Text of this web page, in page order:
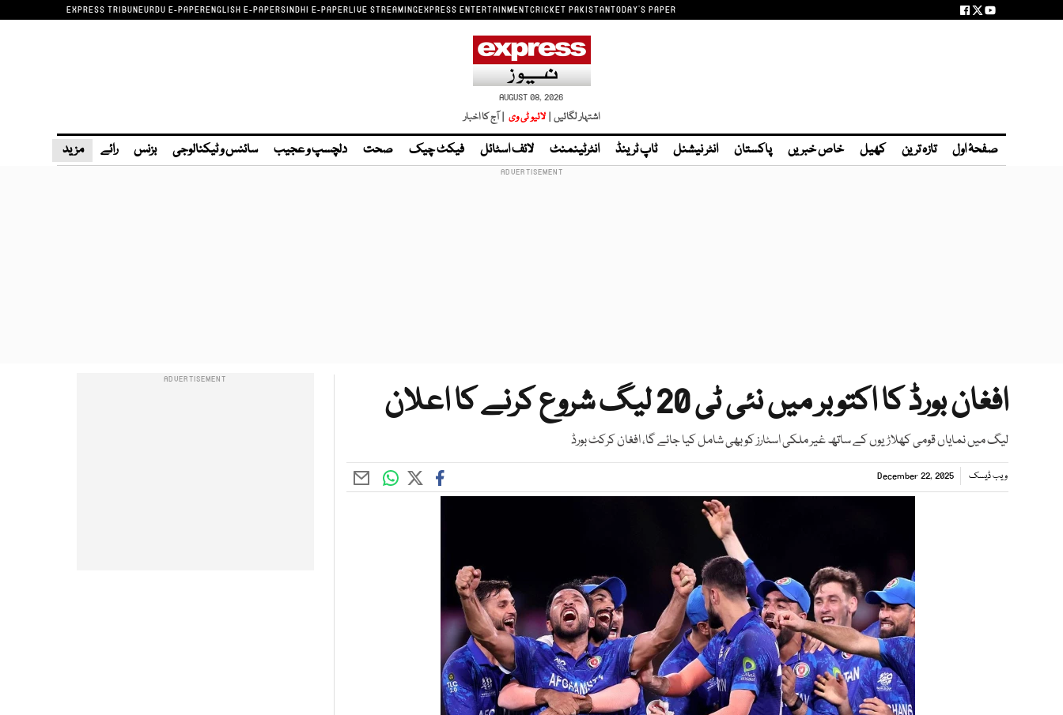
EXPRESS TRIBUNEURDU E-PAPERENGLISH E-PAPERSINDHI E-PAPERLIVE STREAMINGEXPRESS ENTERTAINMENTCRICKET PAKISTANTODAY'S PAPER
AUGUST 08, 2026
اشتہار لگائیں | لائیو ٹی وی | آج کا اخبار
صفحۂ اول تازہ ترین کھیل خاص خبریں پاکستان انٹر نیشنل ٹاپ ٹرینڈ انٹرٹینمنٹ لائف اسٹائل فیکٹ چیک صحت دلچسپ و عجیب سائنس و ٹیکنالوجی بزنس رائے مزید
افغان بورڈ کا اکتوبر میں نئی ٹی 20 لیگ شروع کرنے کا اعلان
لیگ میں نمایاں قومی کھلاڑیوں کے ساتھ غیر ملکی اسٹارز کو بھی شامل کیا جائے گا، افغان کرکٹ بورڈ
ویب ڈیسک December 22, 2025